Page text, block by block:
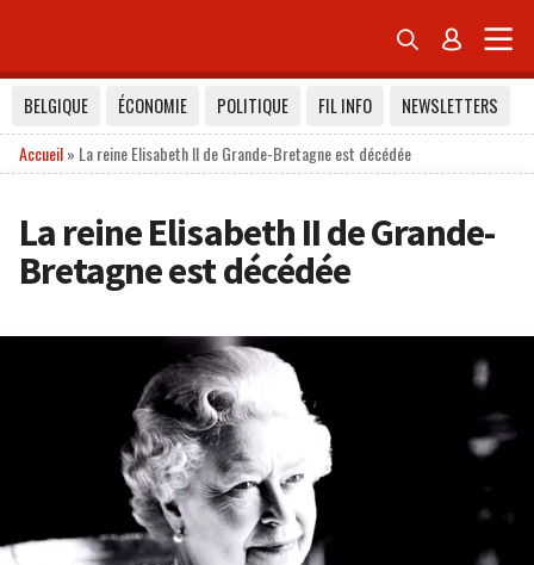
 
BELGIQUE ÉCONOMIE POLITIQUE FIL INFO
NEWSLETTERS
Accueil» La reine Elisabeth II de Grande-Bretagne est décédée
La reine Elisabeth II de Grande-
Bretagne est décédée